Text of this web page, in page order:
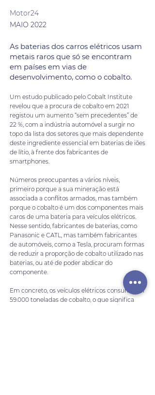
Motor24
MAIO 2022
As baterias dos carros elétricos usam
metais raros que só se encontram
em países em vias de
desenvolvimento, como o cobalto.
Um estudo publicado pelo Cobalt Institute
revelou que a procura de cobalto em 2021
registou um aumento “sem precedentes” de
22 %, com a indústria automóvel a surgir no
topo da lista dos setores que mais dependente
deste ingrediente essencial em baterias de iões
de lítio, à frente dos fabricantes de
smartphones.
Números preocupantes a vários níveis,
primeiro porque a sua mineração está
associada a conflitos armados, mas também
porque o cobalto é um dos componentes mais
caros de uma bateria para veículos elétricos.
Nesse sentido, fabricantes de baterias, como
Panasonic e CATL, mas também fabricantes
de automóveis, como a Tesla, procuram formas
de reduzir a proporção de cobalto utilizado nas
baterias, ou até de poder abdicar do
componente.
Em concreto, os veículos elétricos consumiram
59.000 toneladas de cobalto, o que significa